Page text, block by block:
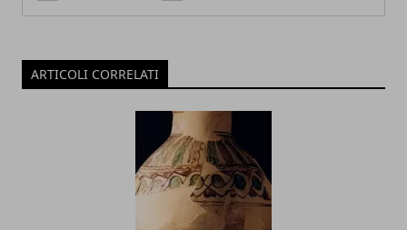
ARTICOLI CORRELATI